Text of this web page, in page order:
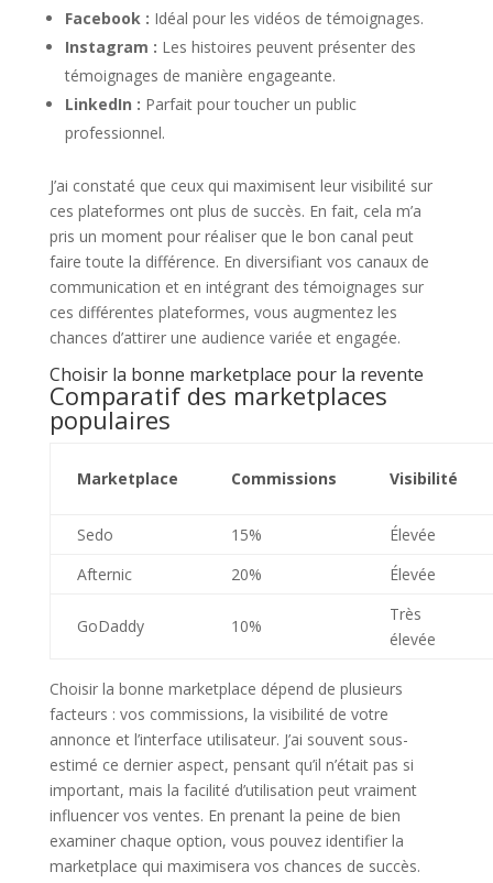
Facebook : Idéal pour les vidéos de témoignages.
Instagram : Les histoires peuvent présenter des
témoignages de manière engageante.
LinkedIn : Parfait pour toucher un public
professionnel.
J’ai constaté que ceux qui maximisent leur visibilité sur
ces plateformes ont plus de succès. En fait, cela m’a
pris un moment pour réaliser que le bon canal peut
faire toute la différence. En diversifiant vos canaux de
communication et en intégrant des témoignages sur
ces différentes plateformes, vous augmentez les
chances d’attirer une audience variée et engagée.
Choisir la bonne marketplace pour la revente
Comparatif des marketplaces
populaires
Marketplace Commissions Visibilité
Sedo 15%
Élevée
Afternic
20% Élevée
GoDaddy 10%
Très
élevée
Choisir la bonne marketplace dépend de plusieurs
facteurs : vos commissions, la visibilité de votre
annonce et l’interface utilisateur. J’ai souvent sous-
estimé ce dernier aspect, pensant qu’il n’était pas si
important, mais la facilité d’utilisation peut vraiment
influencer vos ventes. En prenant la peine de bien
examiner chaque option, vous pouvez identifier la
marketplace qui maximisera vos chances de succès.